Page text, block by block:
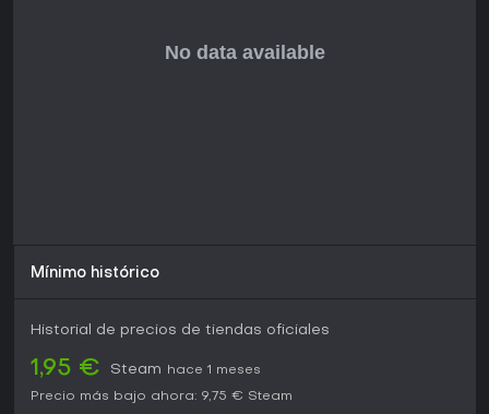
Mínimo histórico
Historial de precios de tiendas oficiales
1,95 € Steam
hace 1 meses
Precio más bajo ahora: 9,75 € Steam